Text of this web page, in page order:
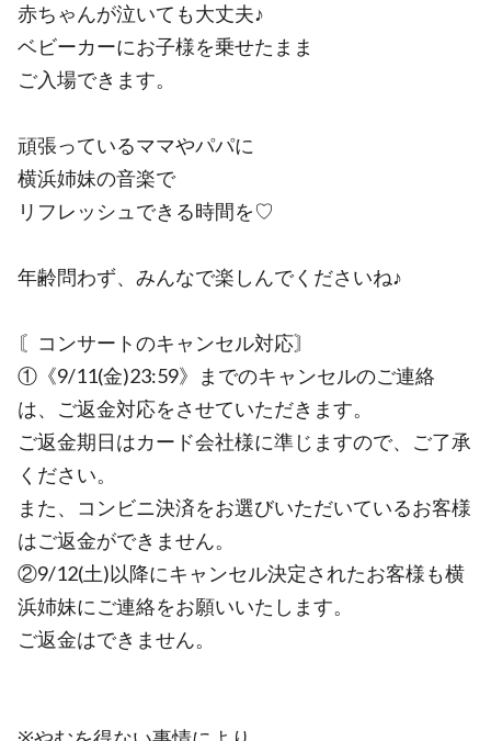
赤ちゃんが泣いても大丈夫♪
ベビーカーにお子様を乗せたまま
ご入場できます。
頑張っているママやパパに
横浜姉妹の音楽で
リフレッシュできる時間を♡
年齢問わず、みんなで楽しんでくださいね♪
〘コンサートのキャンセル対応〙
①《9/11(金)23:59》までのキャンセルのご連絡
は、ご返金対応をさせていただきます。
ご返金期日はカード会社様に準じますので、ご了承
ください。
また、コンビニ決済をお選びいただいているお客様
はご返金ができません。
②9/12(土)以降にキャンセル決定されたお客様も横
浜姉妹にご連絡をお願いいたします。
ご返金はできません。